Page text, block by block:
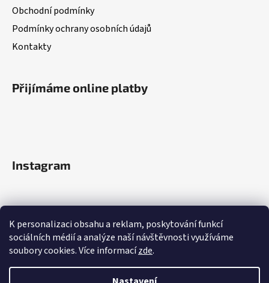
K personalizaci obsahu a reklam, poskytování funkcí
sociálních médií a analýze naší návštěvnosti využíváme
soubory cookies. Více informacízde.
Obchodní podmínky
Podmínky ochrany osobních údajů
Kontakty
Přijímáme online platby
Instagram